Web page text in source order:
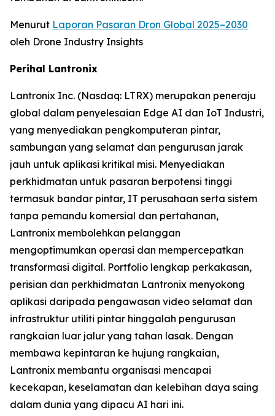
Menurut Laporan Pasaran Dron Global 2025–2030
oleh Drone Industry Insights
Perihal Lantronix
Lantronix Inc. (Nasdaq: LTRX) merupakan peneraju
global dalam penyelesaian Edge AI dan IoT Industri,
yang menyediakan pengkomputeran pintar,
sambungan yang selamat dan pengurusan jarak
jauh untuk aplikasi kritikal misi. Menyediakan
perkhidmatan untuk pasaran berpotensi tinggi
termasuk bandar pintar, IT perusahaan serta sistem
tanpa pemandu komersial dan pertahanan,
Lantronix membolehkan pelanggan
mengoptimumkan operasi dan mempercepatkan
transformasi digital. Portfolio lengkap perkakasan,
perisian dan perkhidmatan Lantronix menyokong
aplikasi daripada pengawasan video selamat dan
infrastruktur utiliti pintar hinggalah pengurusan
rangkaian luar jalur yang tahan lasak. Dengan
membawa kepintaran ke hujung rangkaian,
Lantronix membantu organisasi mencapai
kecekapan, keselamatan dan kelebihan daya saing
dalam dunia yang dipacu AI hari ini.